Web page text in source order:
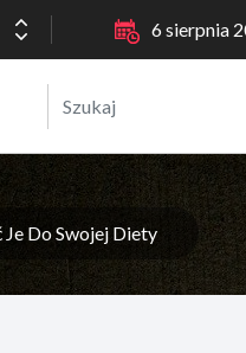
6 sierpnia
Do Swojej Diety